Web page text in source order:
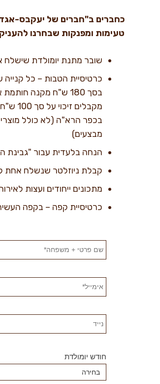
כחברים ב"חברים של יעקבס-
טעימות ומפנקות שבחרנו
שובר מתנת יומולדת שישלח
כרטיסיית הטבות – כל
בכפר הרא"ה (לא כולל מוצרי
מבצעים)
הנחה בלעדית עבור "גבינת
קבלת ניוזלטר שנשלח אחת
מתכונים ייחודים ועצות
כרטיסיית קפה – בקפה